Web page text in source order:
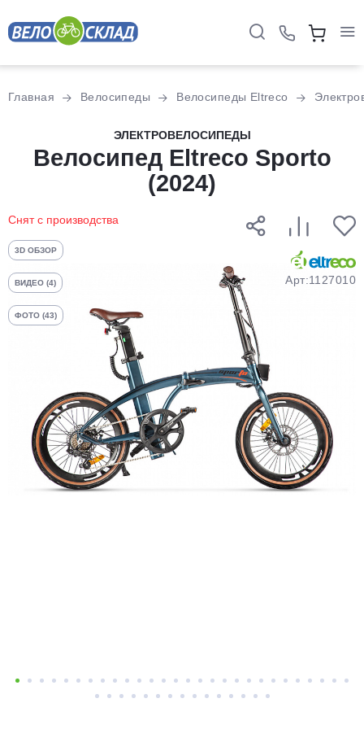
Главная Велосипеды Велосипеды Eltreco
ЭЛЕКТРОВЕЛОСИПЕДЫ
Велосипед Eltreco Sporto
(2024)
Снят с производства
3D ОБЗОР
ВИДЕО (4)
ФОТО (43)
Арт:1127010
Разбейте
оплатуна части
без переплат
График платежей
25%
Добавляйте товары
в корзину
Оплачивайте сегодня только
25% картой любого банка